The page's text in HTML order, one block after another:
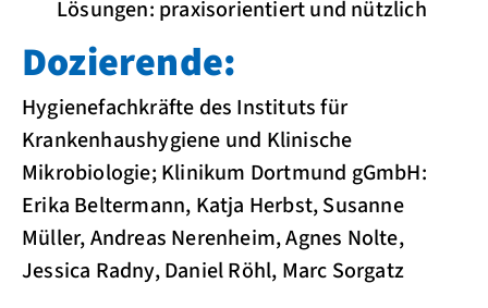
Lösungen: praxisorientiert und nützlich
Dozierende:
Hygienefachkräfte des Instituts für
Krankenhaushygiene und Klinische
Mikrobiologie; Klinikum Dortmund gGmbH:
Erika Beltermann, Katja Herbst, Susanne
Müller, Andreas Nerenheim, Agnes Nolte,
Jessica Radny, Daniel Röhl, Marc Sorgatz